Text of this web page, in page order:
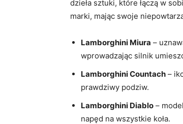
dzieła sztuki, które łączą w​
marki, mając swoje
Lamborghini Miura –
wprowadzając silnik
Lamborghini Countach –
prawdziwy​ podziw.
Lamborghini‍ Diablo –
napęd na wszystkie koła.